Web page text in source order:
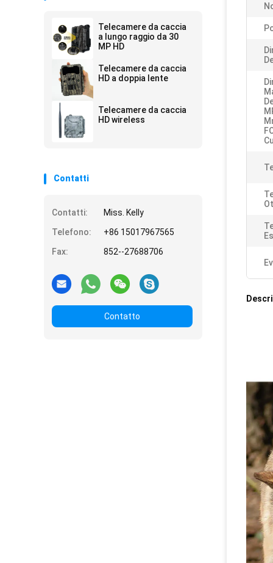
Telecamere da caccia
a lungo raggio da 30
MP HD
Telecamere da caccia
HD a doppia lente
Telecamere da caccia
HD wireless
Contatti
Contatti:
Miss. Kelly
Telefono:
+86 15017967565
Fax:
852--27688706
Contatto